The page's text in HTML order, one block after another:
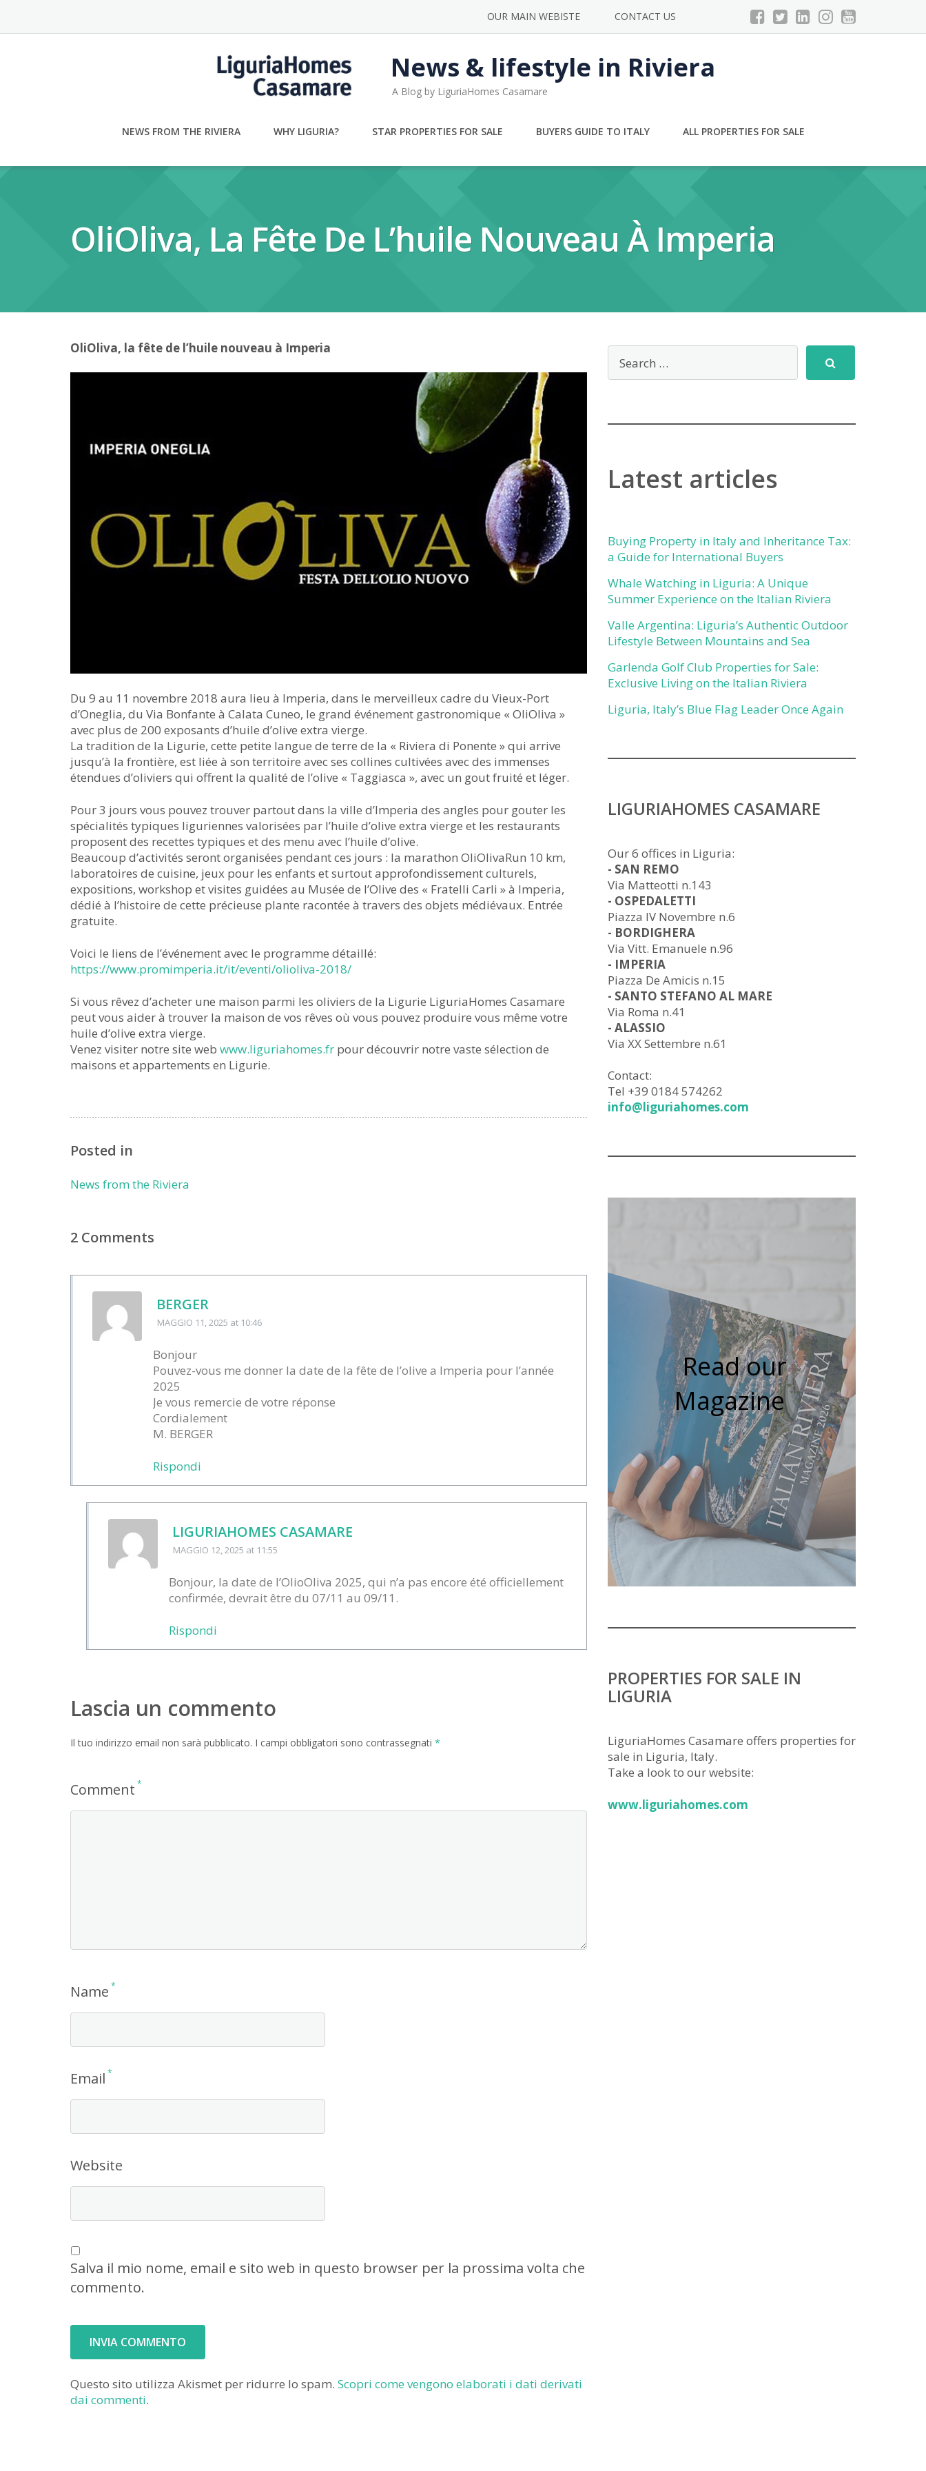
content
OUR MAIN WEBISTE CONTACT US
News & lifestyle in Riviera
A Blog by LiguriaHomes Casamare
NEWS FROM THE RIVIERA WHY LIGURIA? STAR PROPERTIES FOR SALE BUYERS GUIDE TO ITALY ALL PROPERTIES FOR SALE
OliOliva, La Fête De L’huile Nouveau À Imperia
OliOliva, la fête de l’huile nouveau à Imperia
Du 9 au 11 novembre 2018 aura lieu à Imperia, dans le merveilleux cadre du Vieux-Port
d’Oneglia, du Via Bonfante à Calata Cuneo, le grand événement gastronomique « OliOliva »
avec plus de 200 exposants d’huile d’olive extra vierge.
La tradition de la Ligurie, cette petite langue de terre de la « Riviera di Ponente » qui arrive
jusqu’à la frontière, est liée à son territoire avec ses collines cultivées avec des immenses
étendues d’oliviers qui offrent la qualité de l’olive « Taggiasca », avec un gout fruité et léger.
Pour 3 jours vous pouvez trouver partout dans la ville d’Imperia des angles pour gouter les
spécialités typiques liguriennes valorisées par l’huile d’olive extra vierge et les restaurants
proposent des recettes typiques et des menu avec l’huile d’olive.
Beaucoup d’activités seront organisées pendant ces jours : la marathon OliOlivaRun 10 km,
laboratoires de cuisine, jeux pour les enfants et surtout approfondissement culturels,
expositions, workshop et visites guidées au Musée de l’Olive des « Fratelli Carli » à Imperia,
dédié à l’histoire de cette précieuse plante racontée à travers des objets médiévaux. Entrée
gratuite.
Voici le liens de l’événement avec le programme détaillé:
https://www.promimperia.it/it/eventi/olioliva-2018/
Si vous rêvez d’acheter une maison parmi les oliviers de la Ligurie LiguriaHomes Casamare
peut vous aider à trouver la maison de vos rêves où vous pouvez produire vous même votre
huile d’olive extra vierge.
Venez visiter notre site web www.liguriahomes.fr pour découvrir notre vaste sélection de
maisons et appartements en Ligurie.
Posted in
News from the Riviera
2 Comments
BERGER
MAGGIO 11, 2025 at 10:46
Bonjour
Pouvez-vous me donner la date de la fête de l’olive a Imperia pour l’année
2025
Je vous remercie de votre réponse
Cordialement
M. BERGER
Rispondi
LIGURIAHOMES CASAMARE
MAGGIO 12, 2025 at 11:55
Bonjour, la date de l’OlioOliva 2025, qui n’a pas encore été officiellement
confirmée, devrait être du 07/11 au 09/11.
Rispondi
Lascia un commento
Il tuo indirizzo email non sarà pubblicato. I campi obbligatori sono contrassegnati *
Comment *
Name *
Email *
Website
Salva il mio nome, email e sito web in questo browser per la prossima volta che
commento.
Questo sito utilizza Akismet per ridurre lo spam. Scopri come vengono elaborati i dati derivati
dai commenti.
Latest articles
Buying Property in Italy and Inheritance Tax:
a Guide for International Buyers
Whale Watching in Liguria: A Unique
Summer Experience on the Italian Riviera
Valle Argentina: Liguria’s Authentic Outdoor
Lifestyle Between Mountains and Sea
Garlenda Golf Club Properties for Sale:
Exclusive Living on the Italian Riviera
Liguria, Italy’s Blue Flag Leader Once Again
LIGURIAHOMES CASAMARE
Our 6 offices in Liguria:
- SAN REMO
Via Matteotti n.143
- OSPEDALETTI
Piazza IV Novembre n.6
- BORDIGHERA
Via Vitt. Emanuele n.96
- IMPERIA
Piazza De Amicis n.15
- SANTO STEFANO AL MARE
Via Roma n.41
- ALASSIO
Via XX Settembre n.61
Contact:
Tel +39 0184 574262
info@liguriahomes.com
Read our
Magazine
PROPERTIES FOR SALE IN
LIGURIA
LiguriaHomes Casamare offers properties for
sale in Liguria, Italy.
Take a look to our website:
www.liguriahomes.com